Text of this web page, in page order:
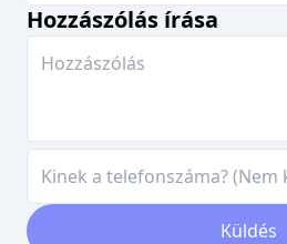
Hozzászólás írása
Küldés